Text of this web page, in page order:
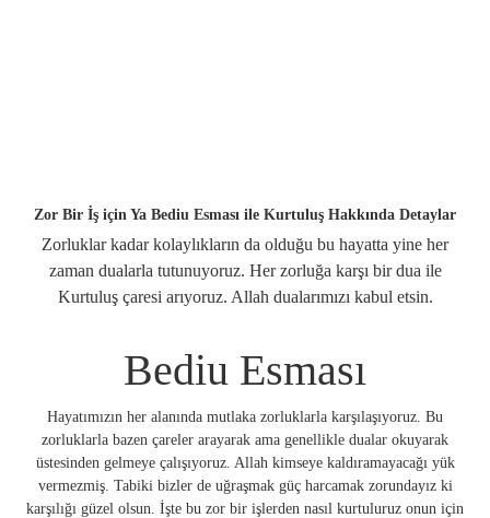
Zor Bir İş için Ya Bediu Esması ile Kurtuluş Hakkında Detaylar
Zorluklar kadar kolaylıkların da olduğu bu hayatta yine her
zaman dualarla tutunuyoruz. Her zorluğa karşı bir dua ile
Kurtuluş çaresi arıyoruz. Allah dualarımızı kabul etsin.
Bediu Esması
Hayatımızın her alanında mutlaka zorluklarla karşılaşıyoruz. Bu
zorluklarla bazen çareler arayarak ama genellikle dualar okuyarak
üstesinden gelmeye çalışıyoruz. Allah kimseye kaldıramayacağı yük
vermezmiş. Tabiki bizler de uğraşmak güç harcamak zorundayız ki
karşılığı güzel olsun. İşte bu zor bir işlerden nasıl kurtuluruz onun için